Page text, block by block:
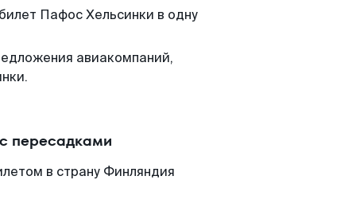
Пафос Хельсинки в одну
авиакомпаний,
пересадками
в страну Финляндия